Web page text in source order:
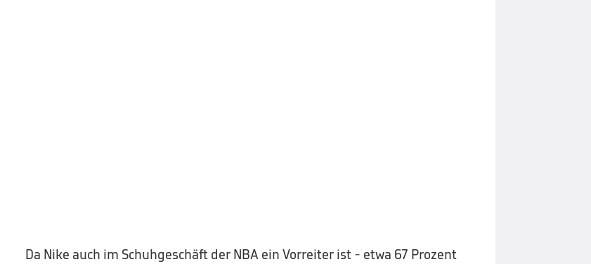
Da Nike auch im Schuhgeschäft der NBA ein Vorreiter ist - etwa 67 Prozent